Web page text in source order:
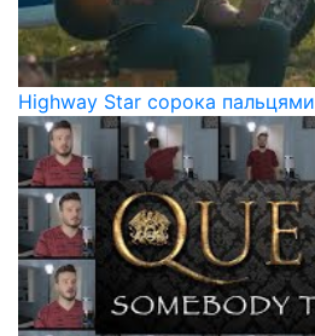
Highway Star сорока пальцями